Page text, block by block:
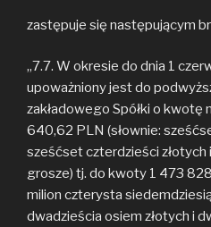
zastępuje się następującym
„7.7. W okresie do dnia 1
upoważniony jest do
zakładowego Spółki o kwotę
640,62 PLN (słownie:
sześćset czterdzieści złotych
grosze) tj. do kwoty 1 473
milion czterysta
dwadzieścia osiem złotych i